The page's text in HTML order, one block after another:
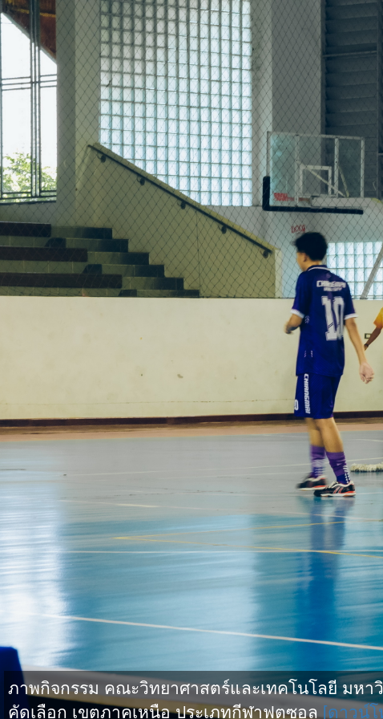
ภาพกิจกรรม คณะวิทยาศาสตร์และเทคโนโลยี มหา
คัดเลือก เขตภาคเหนือ ประเภทกีฬาฟุตซอล [ดาวน์